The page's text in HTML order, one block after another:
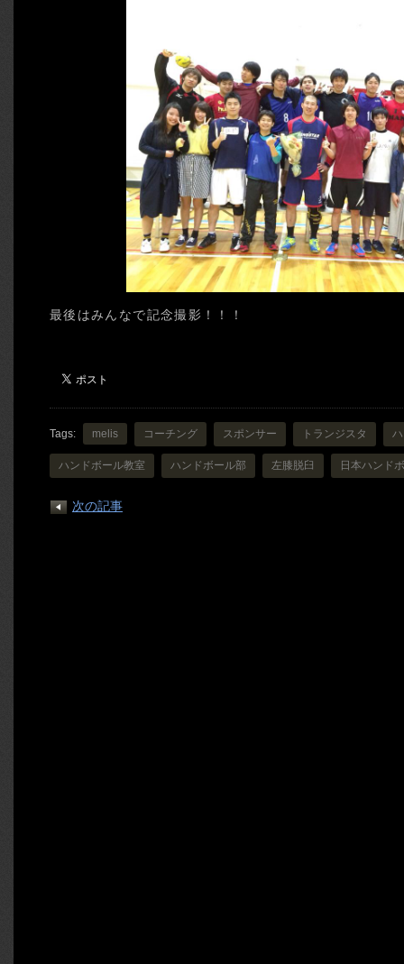
最後はみんなで記念撮影！！！
Tags: melis コーチング スポンサー トランジスタ
ハンドボール教室 ハンドボール部 左膝脱臼 日本ハンド
次の記事